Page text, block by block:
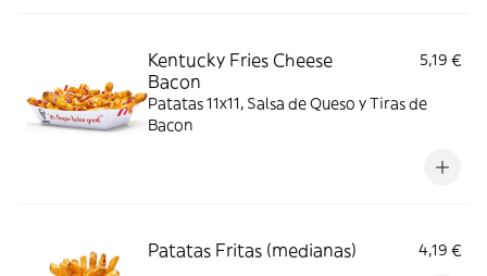
Kentucky Fries Cheese
Bacon
5,19 €
Patatas 11x11, Salsa de Queso y Tiras de
Bacon
Patatas Fritas (medianas) 4,19 €